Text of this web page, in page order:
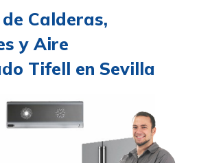
Calderas,
y Aire
Tifell en Sevilla